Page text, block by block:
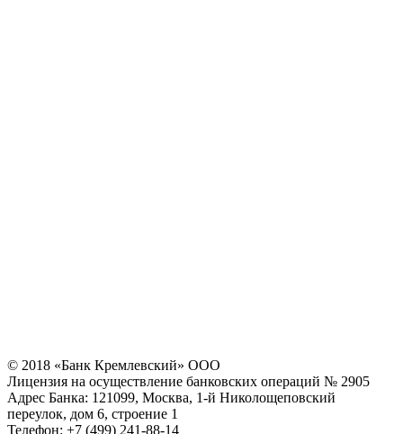
© 2018 «Банк Кремлевский» ООО
Лицензия на осуществление банковских операций № 2905
Адрес Банка: 121099, Москва, 1-й Николощеповский
переулок, дом 6, строение 1
Телефон: +7 (499) 241-88-14